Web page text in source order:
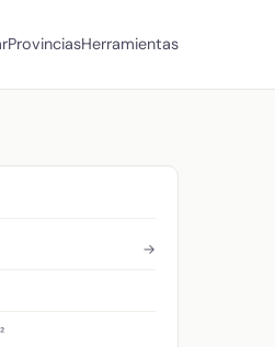
ProvinciasHerramientas
→